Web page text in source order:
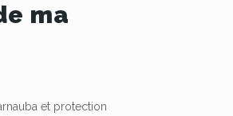
ma
et protection